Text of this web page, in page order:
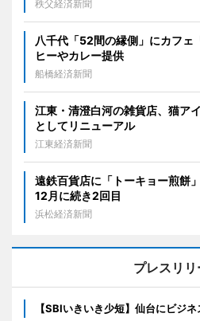
秩父経済新聞
八千代「52間の縁側」にカフ
ヒーやカレー提供
船橋経済新聞
江東・清澄白河の雑貨店、猫ア
としてリニューアル
江東経済新聞
遠鉄百貨店に「トーキョー煎
12月に続き2回目
浜松経済新聞
プレスリリ
【SBIいきいき少短】仙台にビジ